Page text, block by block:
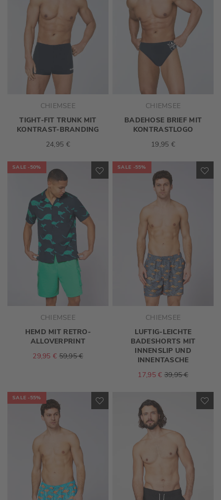
CHIEMSEE
TIGHT-FIT TRUNK MIT
KONTRAST-BRANDING
24,95 €
CHIEMSEE
BADEHOSE BRIEF MIT
KONTRASTLOGO
19,95 €
SALE -50%
ZUR
WUNSCHLISTE
HINZUFÜGEN
CHIEMSEE
HEMD MIT RETRO-
ALLOVERPRINT
29,95 € 59,95 €
SALE -55%
CHIEMSEE
LUFTIG-LEICHTE
BADESHORTS MIT
INNENSLIP UND
INNENTASCHE
17,95 € 39,95 €
SALE -55%
WUNSCHLISTE
HINZUFÜGEN